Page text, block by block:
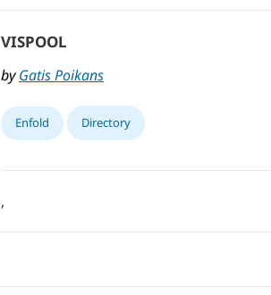
VISPOOL
byGatis Poikans
Enfold Directory
,